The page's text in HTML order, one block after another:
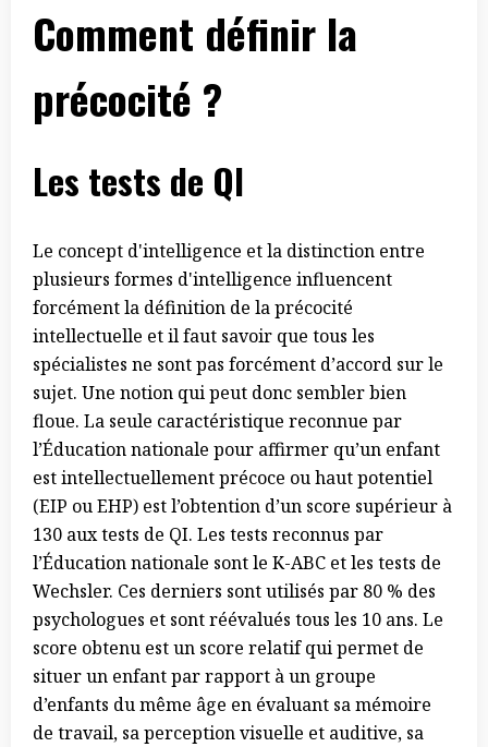
Comment définir la
précocité ?
Les tests de QI
Le concept d'intelligence et la distinction entre
plusieurs formes d'intelligence influencent
forcément la définition de la précocité
intellectuelle et il faut savoir que tous les
spécialistes ne sont pas forcément d’accord sur le
sujet. Une notion qui peut donc sembler bien
floue. La seule caractéristique reconnue par
l’Éducation nationale pour affirmer qu’un enfant
est intellectuellement précoce ou haut potentiel
(EIP ou EHP) est l’obtention d’un score supérieur à
130 aux tests de QI. Les tests reconnus par
l’Éducation nationale sont le K-ABC et les tests de
Wechsler. Ces derniers sont utilisés par 80 % des
psychologues et sont réévalués tous les 10 ans. Le
score obtenu est un score relatif qui permet de
situer un enfant par rapport à un groupe
d’enfants du même âge en évaluant sa mémoire
de travail, sa perception visuelle et auditive, sa